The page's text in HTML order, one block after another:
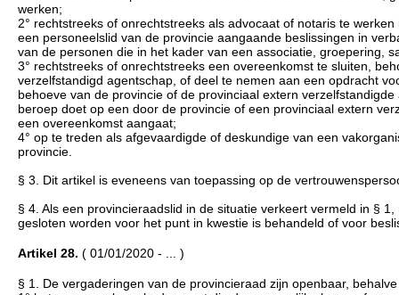
werken;
2° rechtstreeks of onrechtstreeks als advocaat of notaris te
een personeelslid van de provincie aangaande beslissingen in
van de personen die in het kader van een associatie, groepering,
3° rechtstreeks of onrechtstreeks een overeenkomst te sluiten,
verzelfstandigd agentschap, of deel te nemen aan een opdracht
behoeve van de provincie of de provinciaal extern
beroep doet op een door de provincie of een provinciaal extern
een overeenkomst aangaat;
4° op te treden als afgevaardigde of deskundige van een
provincie.
§ 3. Dit artikel is eveneens van toepassing op de
§ 4. Als een provincieraadslid in de situatie verkeert vermeld in §
gesloten worden voor het punt in kwestie is behandeld of voor
Artikel 28. ( 01/01/2020 - ... )
§ 1. De vergaderingen van de provincieraad zijn openbaar,